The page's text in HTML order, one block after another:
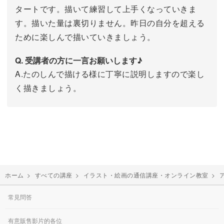
タートです。描いて練習して上手くなっていきま
す。描いた量は裏切りません。昨日の自分を超える
ために楽しんで描いていきましょう。
Q. 受講者の方に一言お願いします♪
A.たのしんで描ける様に丁寧に説明しますので楽し
く描きましょう。
ホーム > すべての講座 > イラスト・絵画の通信講座・オンライン教室 >
常見問答
有意販售影片的各位